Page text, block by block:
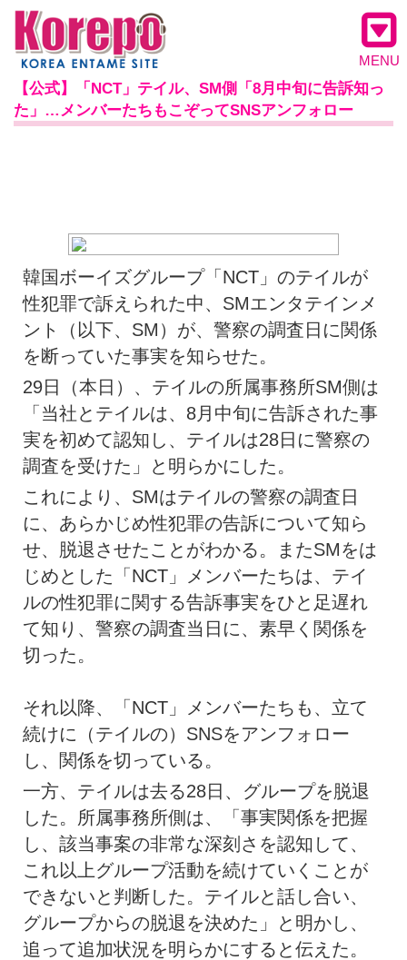
MENU
【公式】「NCT」テイル、SM側「8月中旬に告訴知っ
た」…メンバーたちもこぞってSNSアンフォロー
韓国ボーイズグループ「NCT」のテイルが
性犯罪で訴えられた中、SMエンタテインメ
ント（以下、SM）が、警察の調査日に関係
を断っていた事実を知らせた。
29日（本日）、テイルの所属事務所SM側は
「当社とテイルは、8月中旬に告訴された事
実を初めて認知し、テイルは28日に警察の
調査を受けた」と明らかにした。
これにより、SMはテイルの警察の調査日
に、あらかじめ性犯罪の告訴について知ら
せ、脱退させたことがわかる。またSMをは
じめとした「NCT」メンバーたちは、テイ
ルの性犯罪に関する告訴事実をひと足遅れ
て知り、警察の調査当日に、素早く関係を
切った。
それ以降、「NCT」メンバーたちも、立て
続けに（テイルの）SNSをアンフォロー
し、関係を切っている。
一方、テイルは去る28日、グループを脱退
した。所属事務所側は、「事実関係を把握
し、該当事案の非常な深刻さを認知して、
これ以上グループ活動を続けていくことが
できないと判断した。テイルと話し合い、
グループからの脱退を決めた」と明かし、
追って追加状況を明らかにすると伝えた。